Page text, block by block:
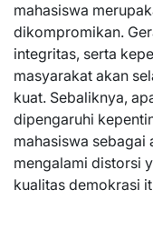
mahasiswa
dikompromikan.
integritas, serta
masyarakat akan
kuat. Sebaliknya,
dipengaruhi
mahasiswa sebagai
mengalami distorsi
kualitas demokrasi